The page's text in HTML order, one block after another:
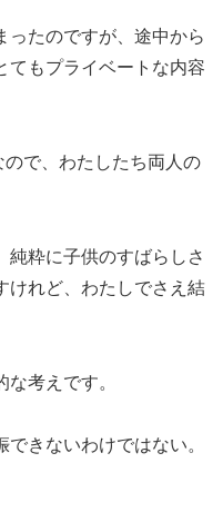
ったのですが、途中から
てもプライベートな内容
で、わたしたち両人の
純粋に子供のすばらしさ
けれど、わたしでさえ結
考えです。
きないわけではない。